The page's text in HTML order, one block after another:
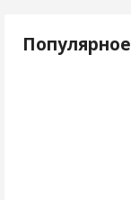
Популярное